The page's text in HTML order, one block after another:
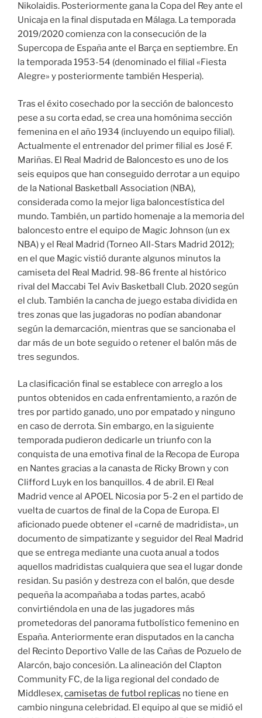
Nikolaidis. Posteriormente gana la Copa del Rey ante el
Unicaja en la final disputada en Málaga. La temporada
2019/2020 comienza con la consecución de la
Supercopa de España ante el Barça en septiembre. En
la temporada 1953-54 (denominado el filial «Fiesta
Alegre» y posteriormente también Hesperia).
Tras el éxito cosechado por la sección de baloncesto
pese a su corta edad, se crea una homónima sección
femenina en el año 1934 (incluyendo un equipo filial).
Actualmente el entrenador del primer filial es José F.
Mariñas. El Real Madrid de Baloncesto es uno de los
seis equipos que han conseguido derrotar a un equipo
de la National Basketball Association (NBA),
considerada como la mejor liga baloncestística del
mundo. También, un partido homenaje a la memoria del
baloncesto entre el equipo de Magic Johnson (un ex
NBA) y el Real Madrid (Torneo All-Stars Madrid 2012);
en el que Magic vistió durante algunos minutos la
camiseta del Real Madrid. 98-86 frente al histórico
rival del Maccabi Tel Aviv Basketball Club. 2020 según
el club. También la cancha de juego estaba dividida en
tres zonas que las jugadoras no podían abandonar
según la demarcación, mientras que se sancionaba el
dar más de un bote seguido o retener el balón más de
tres segundos.
La clasificación final se establece con arreglo a los
puntos obtenidos en cada enfrentamiento, a razón de
tres por partido ganado, uno por empatado y ninguno
en caso de derrota. Sin embargo, en la siguiente
temporada pudieron dedicarle un triunfo con la
conquista de una emotiva final de la Recopa de Europa
en Nantes gracias a la canasta de Ricky Brown y con
Clifford Luyk en los banquillos. 4 de abril. El Real
Madrid vence al APOEL Nicosia por 5-2 en el partido de
vuelta de cuartos de final de la Copa de Europa. El
aficionado puede obtener el «carné de madridista», un
documento de simpatizante y seguidor del Real Madrid
que se entrega mediante una cuota anual a todos
aquellos madridistas cualquiera que sea el lugar donde
residan. Su pasión y destreza con el balón, que desde
pequeña la acompañaba a todas partes, acabó
convirtiéndola en una de las jugadores más
prometedoras del panorama futbolístico femenino en
España. Anteriormente eran disputados en la cancha
del Recinto Deportivo Valle de las Cañas de Pozuelo de
Alarcón, bajo concesión. La alineación del Clapton
Community FC, de la liga regional del condado de
Middlesex,camisetas de futbol replicas no tiene en
cambio ninguna celebridad. El equipo al que se midió el